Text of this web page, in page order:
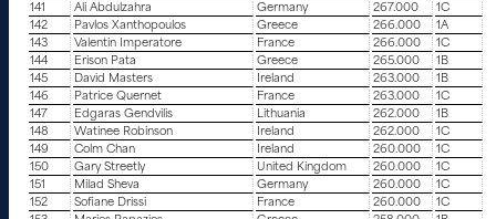
141
Ali Abdulzahra Germany 267.000
1C
142
Pavlos Xanthopoulos Greece 266.000
1A
143
Valentin Imperatore France 266.000
1C
144
Erison Pata Greece 265.000
1B
145
David Masters Ireland 263.000
1B
146
Patrice Quernet France 263.000
1C
147
Edgaras Gendvilis Lithuania 262.000
1B
148
Watinee Robinson Ireland 262.000
1C
149
Colm Chan Ireland 260.000
1C
150
Gary Streetly United Kingdom 260.000
1C
151
Milad Sheva Germany 260.000
1C
152
Sofiane Drissi France 260.000
1C